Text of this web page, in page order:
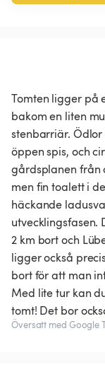
Tomten ligger på
bakom en liten
stenbarriär.
öppen spis, och
gårdsplanen från
men fin toalett i
häckande
utvecklingsfasen.
2 km bort och
ligger också
bort för att man
Med lite tur kan
tomt! Det bor
Översatt med Google